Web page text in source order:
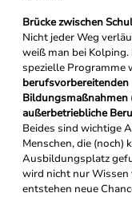
Brücke zwischen
Nicht jeder Weg
weiß man bei
spezielle Programme
berufsvorbereitenden
Bildungsmaßnahmen
außerbetriebliche
Beides sind wichtige
Menschen, die (noch)
Ausbildungsplatz
wird nicht nur
entstehen neue